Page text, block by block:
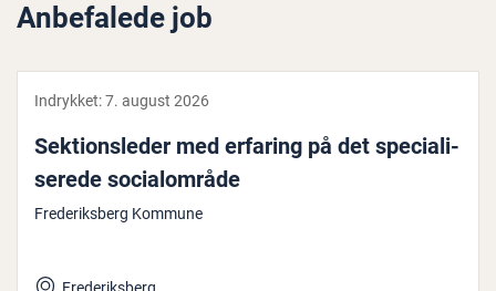
Anbefalede job
Indrykket:7. august 2026
Sek­tions­le­der med erfaring på det spe­ci­a­li­
se­re­de so­ci­a­l­om­rå­de
Frederiksberg Kommune